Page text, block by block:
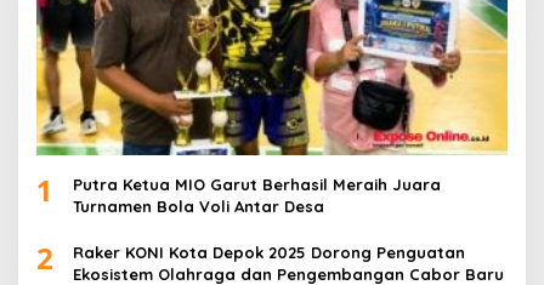
1
Putra Ketua MIO Garut Berhasil Meraih Juara
Turnamen Bola Voli Antar Desa
2
Raker KONI Kota Depok 2025 Dorong Penguatan
Ekosistem Olahraga dan Pengembangan Cabor Baru